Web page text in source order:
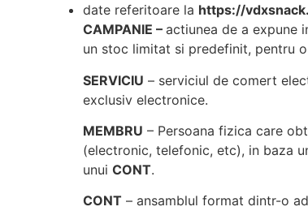
date referitoare la https://
CAMPANIE – actiunea de a expune
un stoc limitat si predefinit, pentru
SERVICIU – serviciul de comert
exclusiv electronice.
MEMBRU – Persoana fizica care
(electronic, telefonic, etc), in baza
unui CONT.
CONT – ansamblul format dintr-o